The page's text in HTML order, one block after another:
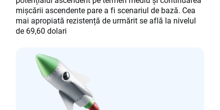
mișcării ascendente pare a fi scenariul de bază. Cea
mai apropiată rezistență de urmărit se află la nivelul
de 69,60 dolari